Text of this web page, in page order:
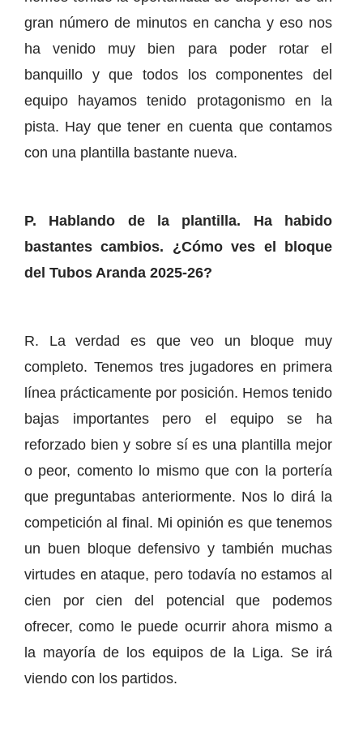
gran número de minutos en cancha y eso nos
ha venido muy bien para poder rotar el
banquillo y que todos los componentes del
equipo hayamos tenido protagonismo en la
pista. Hay que tener en cuenta que contamos
con una plantilla bastante nueva.
P. Hablando de la plantilla. Ha habido
bastantes cambios. ¿Cómo ves el bloque
del Tubos Aranda 2025-26?
R. La verdad es que veo un bloque muy
completo. Tenemos tres jugadores en primera
línea prácticamente por posición. Hemos tenido
bajas importantes pero el equipo se ha
reforzado bien y sobre sí es una plantilla mejor
o peor, comento lo mismo que con la portería
que preguntabas anteriormente. Nos lo dirá la
competición al final. Mi opinión es que tenemos
un buen bloque defensivo y también muchas
virtudes en ataque, pero todavía no estamos al
cien por cien del potencial que podemos
ofrecer, como le puede ocurrir ahora mismo a
la mayoría de los equipos de la Liga. Se irá
viendo con los partidos.